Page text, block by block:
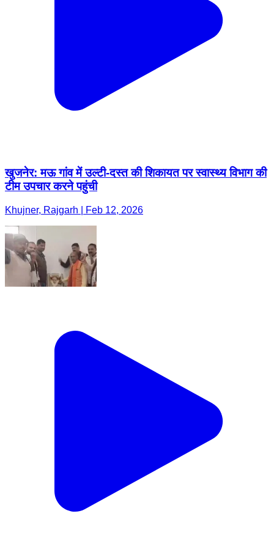
खुजनेर: मऊ गांव में उल्टी-दस्त की शिकायत पर स्वास्थ्य विभाग की
टीम उपचार करने पहुंची
Khujner, Rajgarh | Feb 12, 2026